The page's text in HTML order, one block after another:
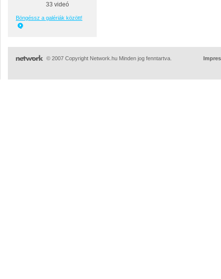
33 videó
Böngéssz a galériák között!
© 2007 Copyright Network.hu Minden jog fenntartva.